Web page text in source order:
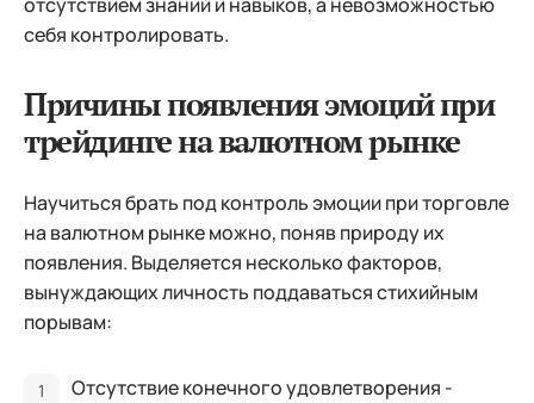
отсутствием знаний и навыков, а невозможностью
себя контролировать.
Причины появления эмоций при
трейдинге на валютном рынке
Научиться брать под контроль эмоции при торговле
на валютном рынке можно, поняв природу их
появления. Выделяется несколько факторов,
вынуждающих личность поддаваться стихийным
порывам:
Отсутствие конечного удовлетворения -